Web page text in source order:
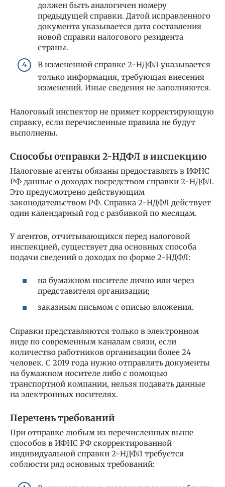
должен быть аналогичен номеру
предыдущей справки. Датой исправленного
документа указывается дата составления
новой справки налогового резидента
страны.
В измененной справке 2-НДФЛ указывается
только информация, требующая внесения
изменений. Иные сведения не заполняются.
Налоговый инспектор не примет корректирующую
справку, если перечисленные правила не будут
выполнены.
Способы отправки 2-НДФЛ в инспекцию
Налоговые агенты обязаны предоставлять в ИФНС
РФ данные о доходах посредством справки 2-НДФЛ.
Это предусмотрено действующим
законодательством РФ. Справка 2-НДФЛ действует
один календарный год с разбивкой по месяцам.
У агентов, отчитывающихся перед налоговой
инспекцией, существует два основных способа
подачи сведений о доходах по форме 2-НДФЛ:
на бумажном носителе лично или через
представителя организации;
заказным письмом с описью вложения.
Справки представляются только в электронном
виде по современным каналам связи, если
количество работников организации более 24
человек. С 2019 года нужно отправлять документы
на бумажном носителе либо с помощью
транспортной компании, нельзя подавать данные
на электронных носителях.
Перечень требований
При отправке любым из перечисленных выше
способов в ИФНС РФ скорректированной
индивидуальной справки 2-НДФЛ требуется
соблюсти ряд основных требований: